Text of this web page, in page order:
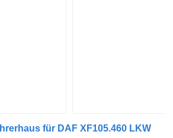
für DAF XF105.460 LKW